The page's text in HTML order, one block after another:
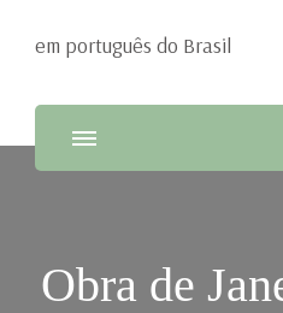
em português do Brasil
Obra de